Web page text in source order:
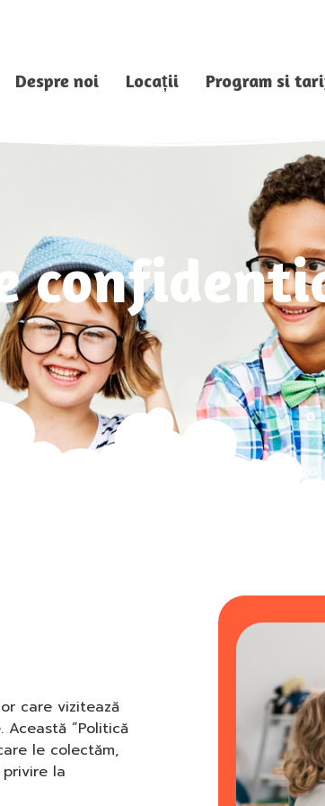
Despre noi Locații Program si
care vizitează
”Politică
le colectăm,
la